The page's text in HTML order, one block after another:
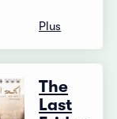
Plus
The
Last